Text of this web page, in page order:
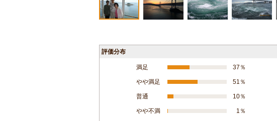
評価分布
満足 37％
やや満足 51％
普通 10％
やや不満 1％